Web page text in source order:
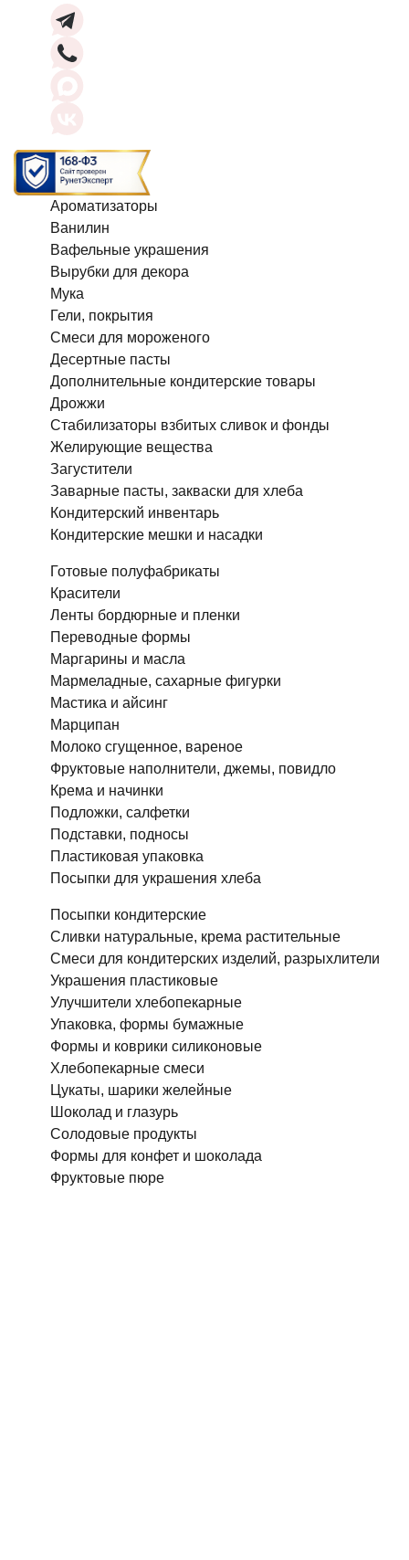
Ароматизаторы
Ванилин
Вафельные украшения
Вырубки для декора
Мука
Гели, покрытия
Смеси для мороженого
Десертные пасты
Дополнительные кондитерские товары
Дрожжи
Стабилизаторы взбитых сливок и фонды
Желирующие вещества
Загустители
Заварные пасты, закваски для хлеба
Кондитерский инвентарь
Кондитерские мешки и насадки
Готовые полуфабрикаты
Красители
Ленты бордюрные и пленки
Переводные формы
Маргарины и масла
Мармеладные, сахарные фигурки
Мастика и айсинг
Марципан
Молоко сгущенное, вареное
Фруктовые наполнители, джемы, повидло
Крема и начинки
Подложки, салфетки
Подставки, подносы
Пластиковая упаковка
Посыпки для украшения хлеба
Посыпки кондитерские
Сливки натуральные, крема растительные
Смеси для кондитерских изделий, разрыхлители
Украшения пластиковые
Улучшители хлебопекарные
Упаковка, формы бумажные
Формы и коврики силиконовые
Хлебопекарные смеси
Цукаты, шарики желейные
Шоколад и глазурь
Солодовые продукты
Формы для конфет и шоколада
Фруктовые пюре